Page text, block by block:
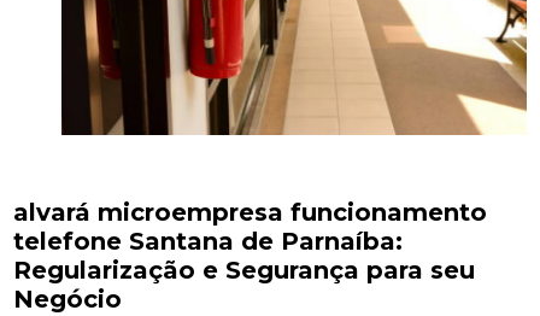
alvará microempresa funcionamento
telefone Santana de Parnaíba:
Regularização e Segurança para seu
Negócio